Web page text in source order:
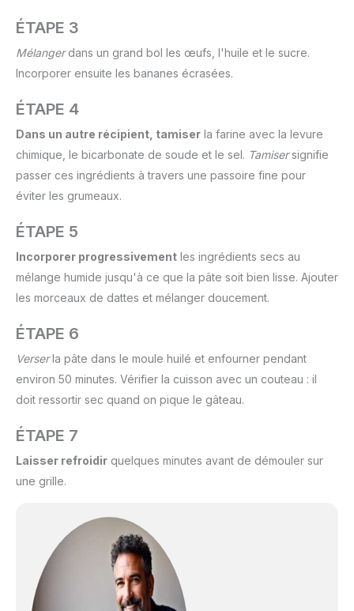
ÉTAPE 3
Mélangerdans un grand bol les œufs, l'huile et le sucre.
Incorporer ensuite les bananes écrasées.
ÉTAPE 4
Dans un autre récipient, tamiser la farine avec la levure
chimique, le bicarbonate de soude et le sel. Tamisersignifie
passer ces ingrédients à travers une passoire fine pour
éviter les grumeaux.
ÉTAPE 5
Incorporer progressivement les ingrédients secs au
mélange humide jusqu'à ce que la pâte soit bien lisse. Ajouter
les morceaux de dattes et mélanger doucement.
ÉTAPE 6
Verserla pâte dans le moule huilé et enfourner pendant
environ 50 minutes. Vérifier la cuisson avec un couteau : il
doit ressortir sec quand on pique le gâteau.
ÉTAPE 7
Laisser refroidir quelques minutes avant de démouler sur
une grille.